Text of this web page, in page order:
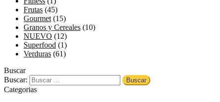
Frutas (45)
Gourmet (15)
Granos y Cereales (10)
NUEVO (12)
Superfood (1)
Verduras (61)
Buscar
Buscar:
Categorias